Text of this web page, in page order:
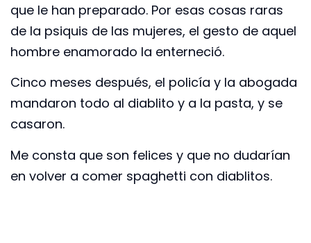
que le han preparado. Por esas cosas raras
de la psiquis de las mujeres, el gesto de aquel
hombre enamorado la enterneció.
Cinco meses después, el policía y la abogada
mandaron todo al diablito y a la pasta, y se
casaron.
Me consta que son felices y que no dudarían
en volver a comer spaghetti con diablitos.